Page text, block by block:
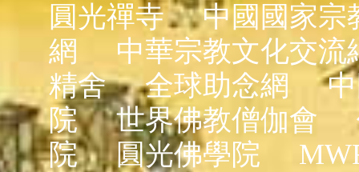
圓光禪寺
中國國家宗
網
中華宗教文化交流
精舍
全球助念網
院
世界佛教僧伽會
院
圓光佛學院